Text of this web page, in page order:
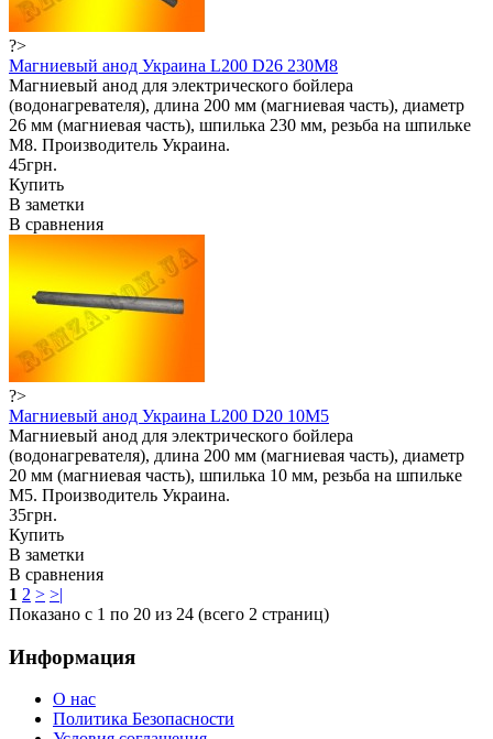
?>
Магниевый анод Украина L200 D26 230M8
Магниевый анод для электрического бойлера
(водонагревателя), длина 200 мм (магниевая часть), диаметр
26 мм (магниевая часть), шпилька 230 мм, резьба на шпильке
М8. Производитель Украина.
45грн.
Купить
В заметки
В сравнения
?>
Магниевый анод Украина L200 D20 10M5
Магниевый анод для электрического бойлера
(водонагревателя), длина 200 мм (магниевая часть), диаметр
20 мм (магниевая часть), шпилька 10 мм, резьба на шпильке
М5. Производитель Украина.
35грн.
Купить
В заметки
В сравнения
1 2 > >|
Показано с 1 по 20 из 24 (всего 2 страниц)
Информация
О нас
Политика Безопасности